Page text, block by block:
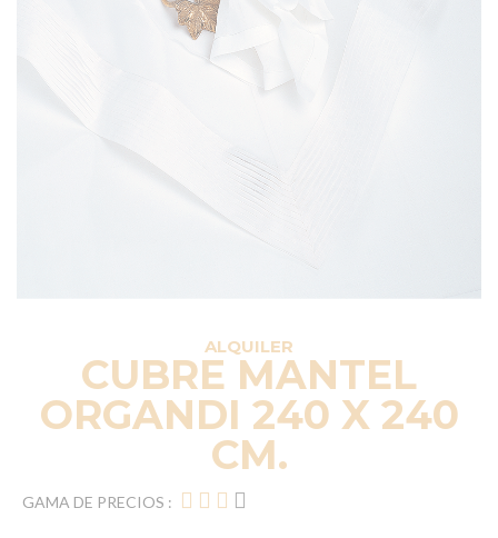
ALQUILER
CUBRE MANTEL
ORGANDI 240 X 240
CM.
GAMA DE PRECIOS :